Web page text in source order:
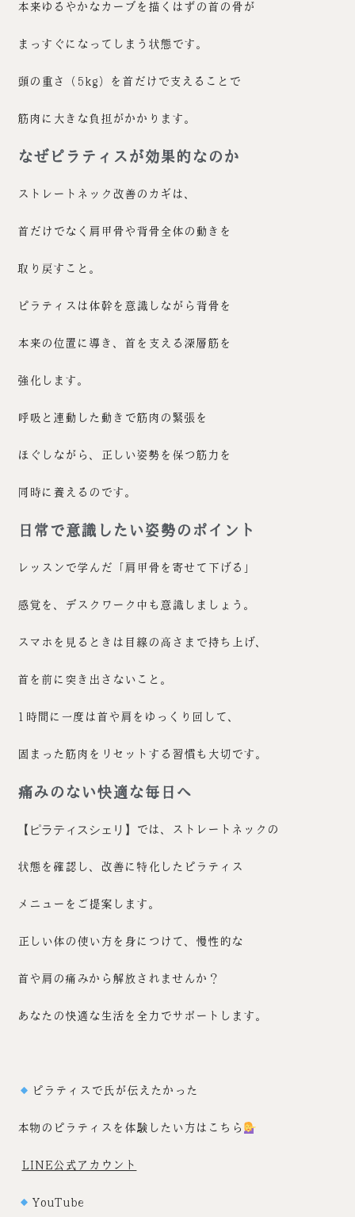
本来ゆるやかなカーブを描くはずの首の骨が
まっすぐになってしまう状態です。
頭の重さ（5kg）を首だけで支えることで
筋肉に大きな負担がかかります。
なぜピラティスが効果的なのか
ストレートネック改善のカギは、
首だけでなく肩甲骨や背骨全体の動きを
取り戻すこと。
ピラティスは体幹を意識しながら背骨を
本来の位置に導き、首を支える深層筋を
強化します。
呼吸と連動した動きで筋肉の緊張を
ほぐしながら、正しい姿勢を保つ筋力を
同時に養えるのです。
日常で意識したい姿勢のポイント
レッスンで学んだ「肩甲骨を寄せて下げる」
感覚を、デスクワーク中も意識しましょう。
スマホを見るときは目線の高さまで持ち上げ、
首を前に突き出さないこと。
1時間に一度は首や肩をゆっくり回して、
固まった筋肉をリセットする習慣も大切です。
痛みのない快適な毎日へ
【ピラティスシェリ】 では、ストレートネックの
状態を確認し、改善に特化したピラティス
メニューをご提案します。
正しい体の使い方を身につけて、慢性的な
首や肩の痛みから解放されませんか？
あなたの快適な生活を全力でサポートします。
ピラティスで氏が伝えたかった
本物のピラティスを体験したい方はこちら
LINE公式アカウント
YouTube